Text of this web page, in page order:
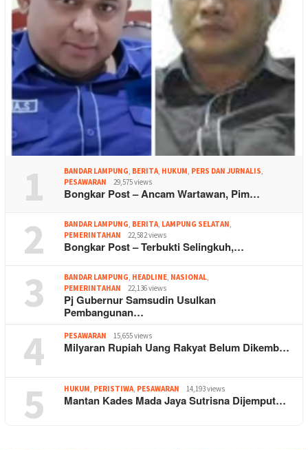
1 BANDAR LAMPUNG BERITA HUKUM PERS DAN JURNALIS
PESAWARAN
29,575 views
Bongkar Post – Ancam Wartawan, Pim…
2 BANDAR LAMPUNG BERITA LAMPUNG SELATAN
PEMERINTAHAN
22,582 views
Bongkar Post – Terbukti Selingkuh,…
3 BANDAR LAMPUNG HEADLINE NASIONAL
PEMERINTAHAN
22,136 views
Pj Gubernur Samsudin Usulkan
Pembangunan…
4 PESAWARAN 15,655 views
Milyaran Rupiah Uang Rakyat Belum Dikemb…
5 HUKUM PERISTIWA PESAWARAN 14,193 views
Mantan Kades Mada Jaya Sutrisna Dijemput…